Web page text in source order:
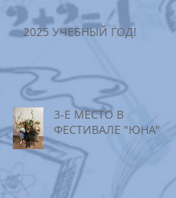
2025 УЧЕБНЫЙ ГОД!
3-Е МЕСТО В
ФЕСТИВАЛЕ "ЮНА"